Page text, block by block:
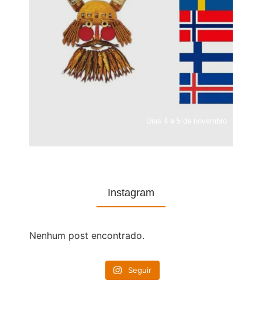
Instagram
Nenhum post encontrado.
Seguir